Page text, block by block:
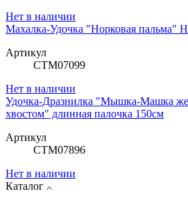
Нет в наличии
Махалка-Удочка "Норковая пальма"
Артикул
СТМ07099
Нет в наличии
Удочка-Дразнилка "Мышка-Машка
хвостом" длинная палочка 150см
Артикул
СТМ07896
Нет в наличии
Каталог